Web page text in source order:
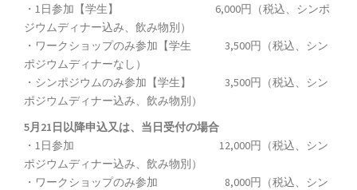
・1日参加【学生】 6,000円（税込、シンポ
ジウムディナー込み、飲み物別）
・ワークショップのみ参加【学生 3,500円（税込、シン
ポジウムディナーなし）
・シンポジウムのみ参加【学生】 3,500円（税込、シン
ポジウムディナー込み、飲み物別）
5月21日以降申込又は、当日受付の場合
・1日参加 12,000円（税込、シン
ポジウムディナー込み、飲み物別）
・ワークショップのみ参加 8,000円（税込、シン